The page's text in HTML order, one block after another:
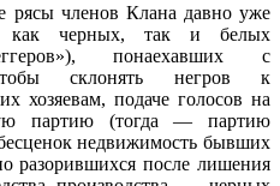
рясы членов Клана давно уже
черных, так и белых
понаехавших с
склонять негров к
хозяевам, подаче голосов на
партию (тогда — партию
недвижимость бывших
разорившихся после лишения